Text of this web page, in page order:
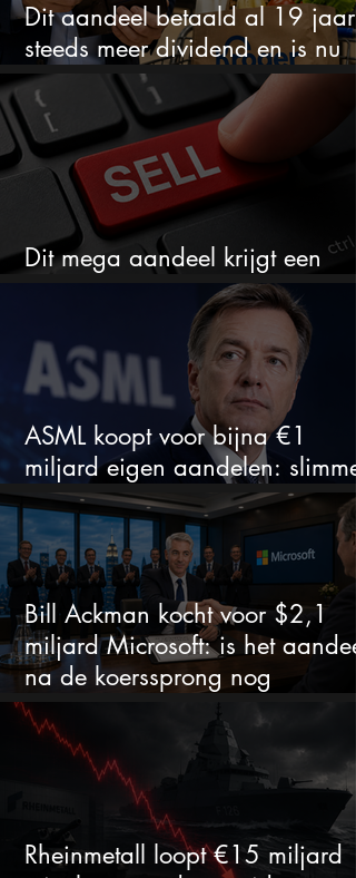
Dit aandeel betaald al 19 jaar
steeds meer dividend en is nu
goedkoop
Dit mega aandeel krijgt een
zeldzaam verkoopadvies
ASML koopt voor bijna €1
miljard eigen aandelen: slimme
zet of dure timing?
Bill Ackman kocht voor $2,1
miljard Microsoft: is het aandeel
na de koerssprong nog
aantrekkelijk?
Rheinmetall loopt €15 miljard